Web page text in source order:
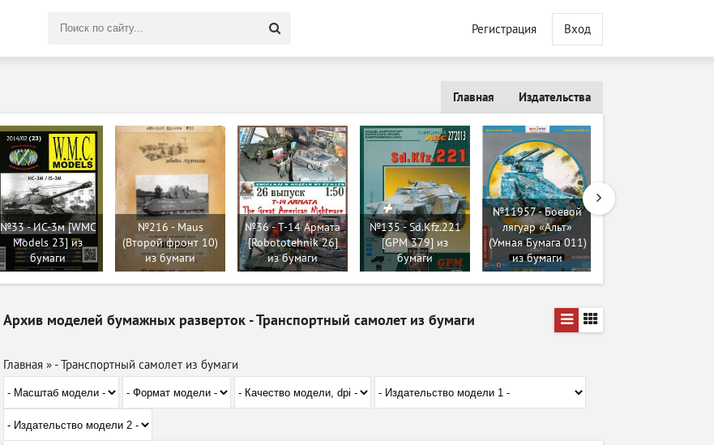
Регистрация Вход
Издательства
Главная
№33 - ИС-3м [WMC
Models 23] из
бумаги
№216 - Maus
(Второй фронт 10)
из бумаги
№36 - T-14 Армата
[Robototehnik 26]
из бумаги
№135 - Sd.Kfz.221
[GPM 379] из
бумаги
№11957 - Боевой
лягуар «Альт»
(Умная Бумага 011)
из бумаги
№695 - Океанский
Архив моделей бумажных разверток - Транспортный самолет из бумаги
Главная »- Транспортный самолет из бумаги